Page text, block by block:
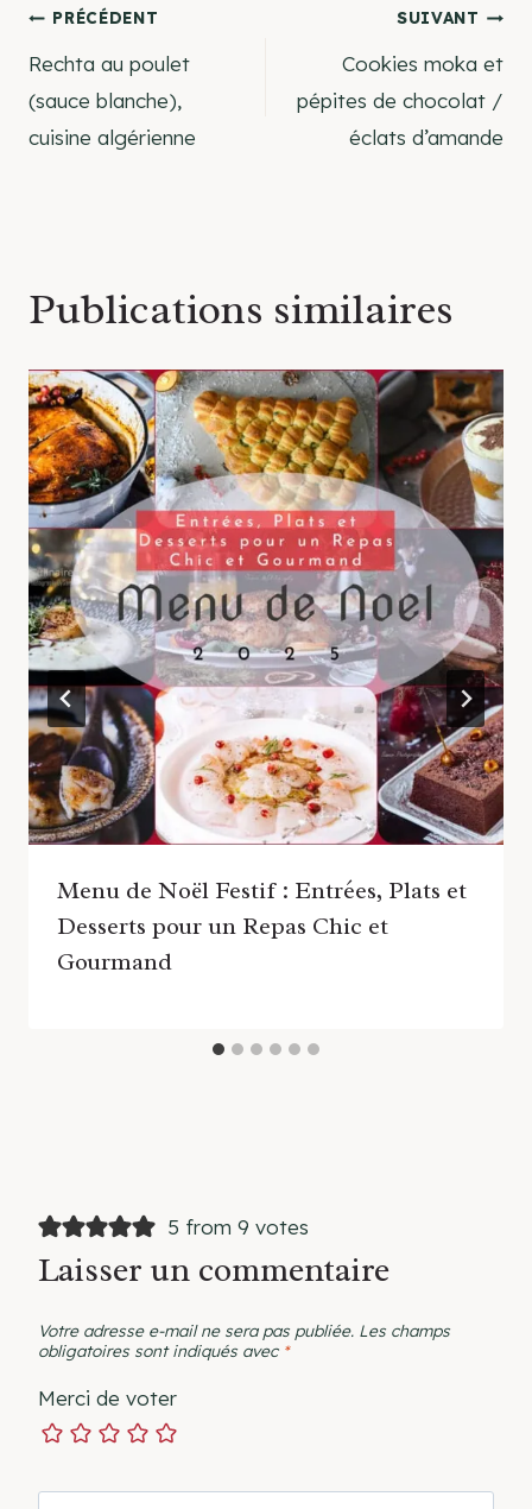
Navigation
de
l’article
PRÉCÉDENT
Rechta au poulet
(sauce blanche),
cuisine algérienne
SUIVANT
Cookies moka et
pépites de chocolat /
éclats d’amande
Publications similaires
Menu de Noël Festif : Entrées, Plats et
Desserts pour un Repas Chic et
Gourmand
5 from 9 votes
Laisser un commentaire
Votre adresse e-mail ne sera pas publiée. Les champs
obligatoires sont indiqués avec *
Merci de voter